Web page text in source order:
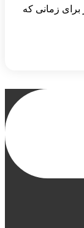
برای زمانی که